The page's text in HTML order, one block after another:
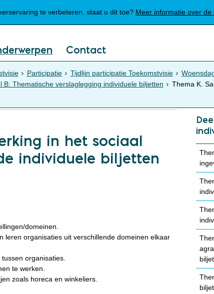
te verbeteren, staat u dit toe? Meer informatie over de
Mijn Meierijstad
Contact
Participatie Tijdlijn participatie Toekomstvisie
B: Thematische verslaglegging individuele biljetten
Thema K.
in het sociaal
individuele biljetten
domeinen.
leren organisaties uit verschillende domeinen elkaar
organisaties.
te werken.
zoals horeca en winkeliers.